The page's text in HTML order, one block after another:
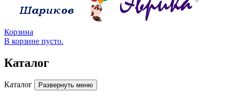
Корзина
В корзине пусто.
Каталог
Каталог Развернуть меню